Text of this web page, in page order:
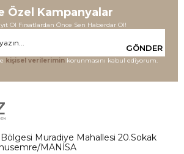
Özel Kampanyalar
Ol Fırsatlardan Önce Sen Haberdar Ol!
GÖNDER
kişisel verilerimin korunmasını kabul ediyorum.
Muradiye Mahallesi 20.Sokak
MANİSA